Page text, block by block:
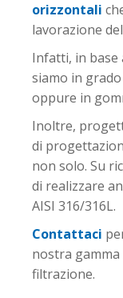
orizzontali
lavorazione
Infatti, in base
siamo in
oppure in
Inoltre,
di
non solo. Su
di realizzare
AISI 316/316L.
Contattaci
nostra
filtrazione.